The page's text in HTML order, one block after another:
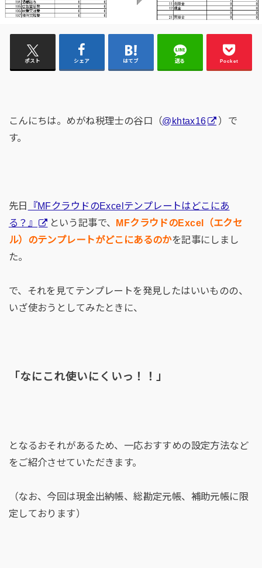
ポスト シェア はてブ 送る Pocket
こんにちは。めがね税理士の谷口（@khtax16
）で
す。
先日
『MFクラウドのExcelテンプレートはどこにあ
る？』
という記事で、 MFクラウドのExcel（エクセ
ル）のテンプレートがどこにあるのかを記事にしまし
た。
で、それを見てテンプレートを発見したはいいものの、
いざ使おうとしてみたときに、
「なにこれ使いにくいっ！！」
となるおそれがあるため、一応おすすめの設定方法など
をご紹介させていただきます。
（なお、今回は現金出納帳、総勘定元帳、補助元帳に限
定しております）